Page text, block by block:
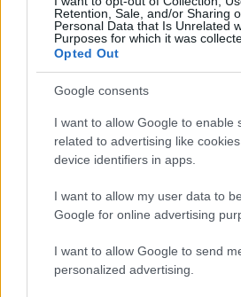
Retention, Sale, and/or Sharing
Personal Data that Is Unrelated
Purposes for which it was
Opted Out
Google consents
I want to allow Google to enable
related to advertising like
device identifiers in apps.
I want to allow my user data to
Google for online advertising
I want to allow Google to send
personalized advertising.
MAIS LIDOS
1 Amp de Previsão (AMP) 2023 – 2025 –
crise na plataforma de investimentos
Gestores de grandes fundos veem
Ministério da Fazenda define normas
apostas
Como a produção de feno próprio
pecuária brasileira